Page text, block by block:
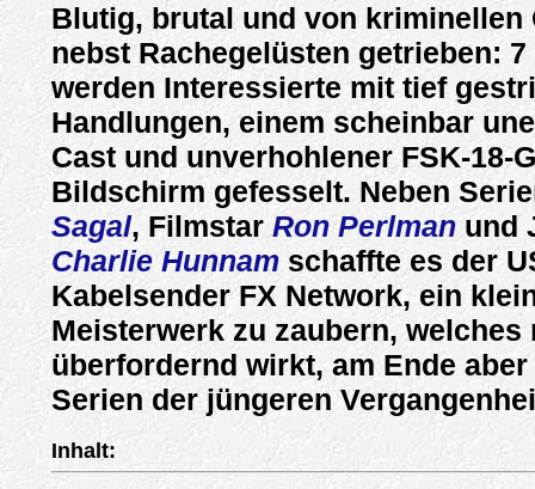
Blutig, brutal und von kriminellen
nebst Rachegelüsten getrieben:
werden Interessierte mit tief
Handlungen, einem scheinbar
Cast und unverhohlener FSK-18-
Bildschirm gefesselt. Neben
Sagal, FilmstarRon Perlman und
Charlie Hunnam schaffte es der
Kabelsender FX Network, ein
Meisterwerk zu zaubern, welches
überfordernd wirkt, am Ende aber
Serien der jüngeren
Inhalt: